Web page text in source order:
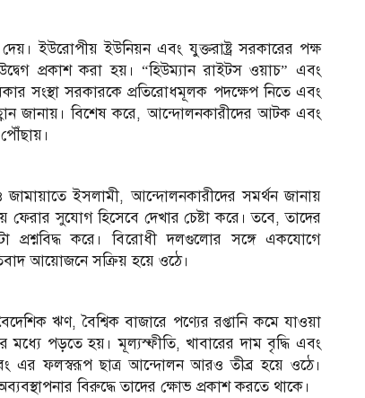
ইউরোপীয় ইউনিয়ন এবং যুক্তরাষ্ট্র সরকারের পক্ষ
প্রকাশ করা হয়। “হিউম্যান রাইটস ওয়াচ” এবং
সংস্থা সরকারকে প্রতিরোধমূলক পদক্ষেপ নিতে এবং
জানায়। বিশেষ করে, আন্দোলনকারীদের আটক এবং
ইসলামী, আন্দোলনকারীদের সমর্থন জানায়
সুযোগ হিসেবে দেখার চেষ্টা করে। তবে, তাদের
করে। বিরোধী দলগুলোর সঙ্গে একযোগে
আয়োজনে সক্রিয় হয়ে ওঠে।
ঋণ, বৈশ্বিক বাজারে পণ্যের রপ্তানি কমে যাওয়া
মধ্যে পড়তে হয়। মূল্যস্ফীতি, খাবারের দাম বৃদ্ধি এবং
এর ফলস্বরূপ ছাত্র আন্দোলন আরও তীব্র হয়ে ওঠে।
বিরুদ্ধে তাদের ক্ষোভ প্রকাশ করতে থাকে।